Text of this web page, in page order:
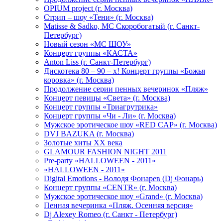
OPIUM project (г. Москва)
Стрип – шоу «Тени» (г. Москва)
Matissе & Sadko, MC Скоробогатый (г. Санкт-
Петербург)
Новый сезон «МС ШОУ»
Концерт группы «КАСТА»
Anton Liss (г. Санкт-Петербург)
Дискотека 80 – 90 – х! Концерт группы «Божья
коровка» (г. Москва)
Продолжение серии пенных вечеринок «Пляж»
Концерт певицы «Света» (г. Москва)
Концерт группы «Триагрутрика»
Концерт группы «Чи - Ли» (г. Москва)
Мужское эротическое шоу «RED CAP» (г. Москва)
DVJ BAZUKA (г. Москва)
Золотые хиты XX века
GLAMOUR FASHION NIGHT 2011
Pre-party «HALLOWEEN - 2011»
«HALLOWEEN - 2011»
Digital Emotions - Володя Фонарев (Dj Фонарь)
Концерт группы «CENTR» (г. Москва)
Мужское эротическое шоу «Grand» (г. Москва)
Пенная вечеринка «Пляж. Осенняя версия»
Dj Alexey Romeo (г. Санкт - Петербург)